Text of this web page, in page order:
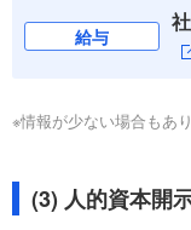
給与
※情報が少ない場合もあ
(3) 人的資本開